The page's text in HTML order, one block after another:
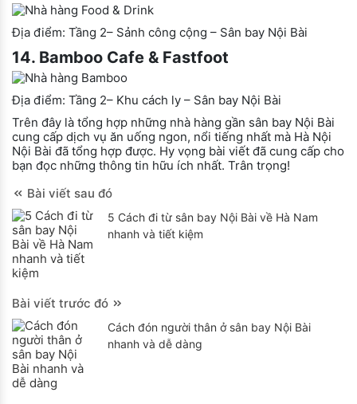
Địa điểm: Tầng 2– Sảnh công cộng – Sân bay Nội Bài
14. Bamboo Cafe & Fastfoot
Địa điểm: Tầng 2– Khu cách ly – Sân bay Nội Bài
Trên đây là tổng hợp những nhà hàng gần sân bay Nội Bài
cung cấp dịch vụ ăn uống ngon, nổi tiếng nhất mà Hà Nội
Nội Bài đã tổng hợp được. Hy vọng bài viết đã cung cấp cho
bạn đọc những thông tin hữu ích nhất. Trân trọng!
Bài viết sau đó
5 Cách đi từ sân bay Nội Bài về Hà Nam
nhanh và tiết kiệm
Bài viết trước đó
Cách đón người thân ở sân bay Nội Bài
nhanh và dễ dàng